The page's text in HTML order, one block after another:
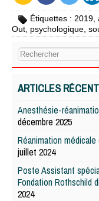
Étiquettes : 2019,
Out psychologique
ARTICLES
Anesthésie-
décembre 2025
Réanimation
juillet 2024
Poste Assistant
Fondation Rothschild
2024